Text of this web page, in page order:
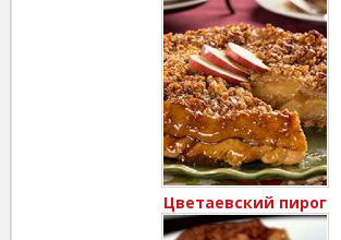
Цветаевский пирог